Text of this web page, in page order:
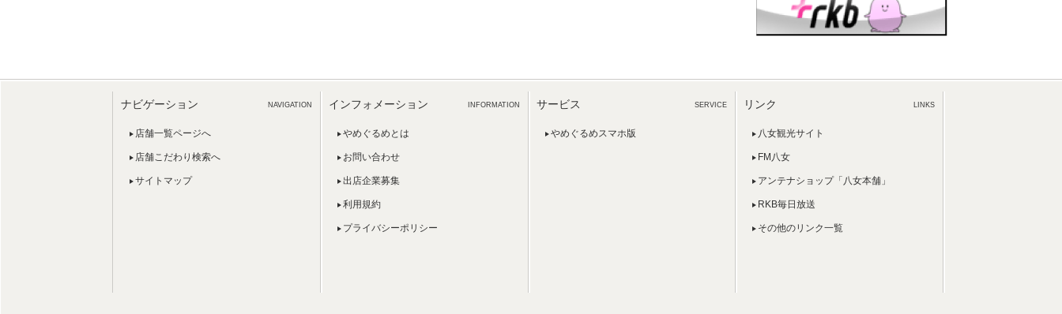
ナビゲーション NAVIGATION
店舗一覧ページへ
店舗こだわり検索へ
サイトマップ
インフォメーション INFORMATION
やめぐるめとは
お問い合わせ
出店企業募集
利用規約
プライバシーポリシー
サービス SERVICE
やめぐるめスマホ版
リンク LINKS
八女観光サイト
FM八女
アンテナショップ「八女本舗」
RKB毎日放送
その他のリンク一覧